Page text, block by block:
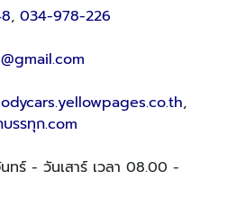
, 034-978-226
,
รรทุก.com
ทร์ - วันเสาร์ เวลา 08.00 -